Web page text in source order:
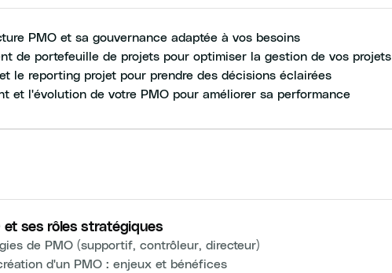
PMO et sa gouvernance adaptée à vos besoins
de portefeuille de projets pour optimiser la gestion de vos projets
le reporting projet pour prendre des décisions éclairées
et l'évolution de votre PMO pour améliorer sa performance
et ses rôles stratégiques
de PMO (supportif, contrôleur, directeur)
d'un PMO : enjeux et bénéfices